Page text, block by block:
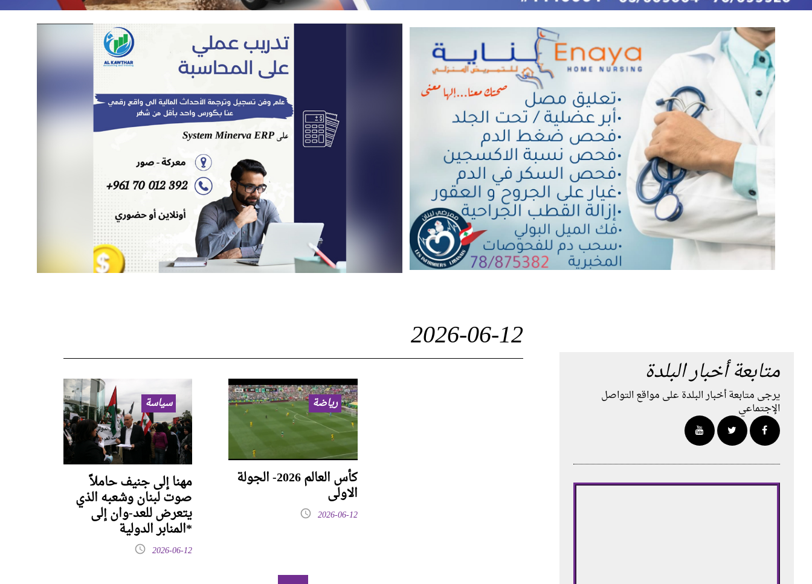
2026-06-12
سياسة
مهنا إلى جنيف حاملاً
صوت لبنان وشعبه الذي
يتعرض للعد-وان إلى
المنابر الدولية*
2026-06-12
رياضة
كأس العالم 2026- الجولة
الاولى
2026-06-12
متابعة أخبار البلدة
يرجى متابعة أخبار البلدة على مواقع التواصل
الإجتماعي